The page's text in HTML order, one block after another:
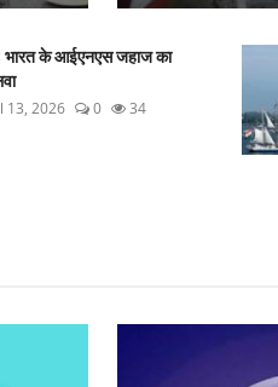
भारत के आईएनएस जहाज का
13, 2026 0 34